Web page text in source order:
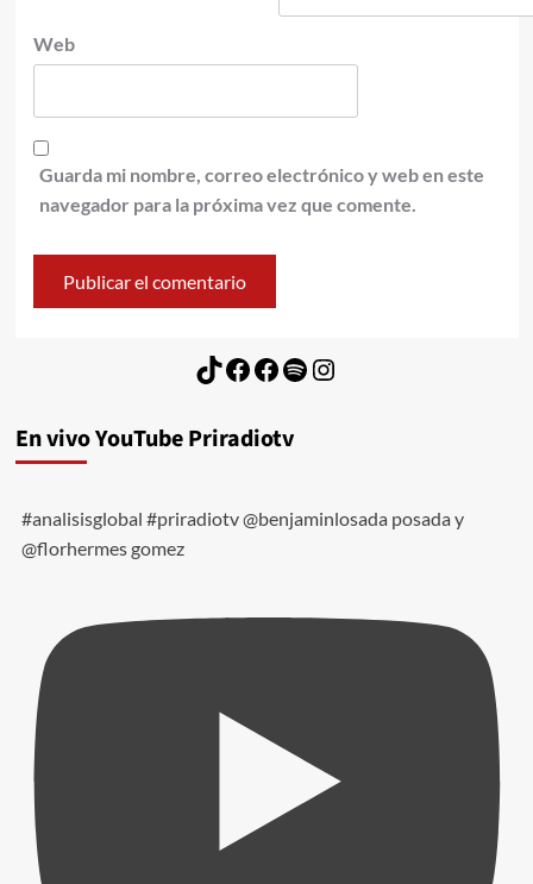
Web
Guarda mi nombre, correo electrónico y web en este
navegador para la próxima vez que comente.
TikTok
Facebook
Facebook
Spotify
Instagram
En vivo YouTube Priradiotv
#analisisglobal #priradiotv @benjaminlosada posada y
@florhermes gomez